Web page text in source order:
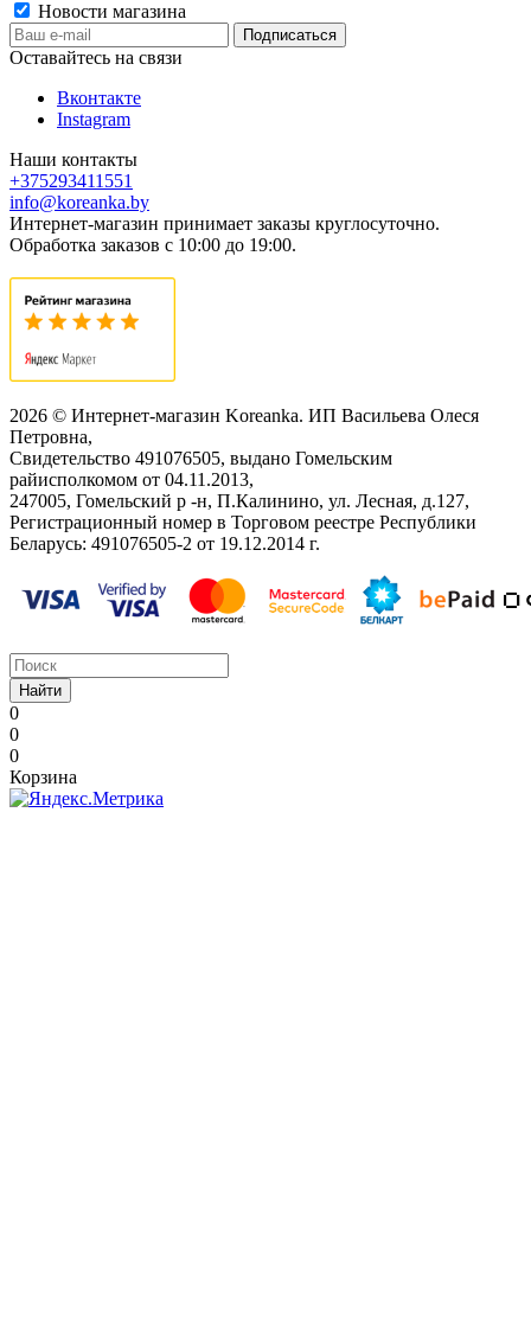
Новости магазина
Оставайтесь на связи
Вконтакте
Instagram
Наши контакты
+375293411551
info@koreanka.by
Интернет-магазин принимает заказы круглосуточно.
Обработка заказов с 10:00 до 19:00.
2026 © Интернет-магазин Koreanka. ИП Васильева Олеся
Петровна,
Свидетельство ‎491076505, выдано Гомельским
райисполкомом от 04.11.2013,
247005, Гомельский р -н, П.Калинино, ул. Лесная, д.127,
Регистрационный номер в Торговом реестре Республики
Беларусь: ‎491076505-2 от 19.12.2014 г.
Найти
0
0
0
Корзина